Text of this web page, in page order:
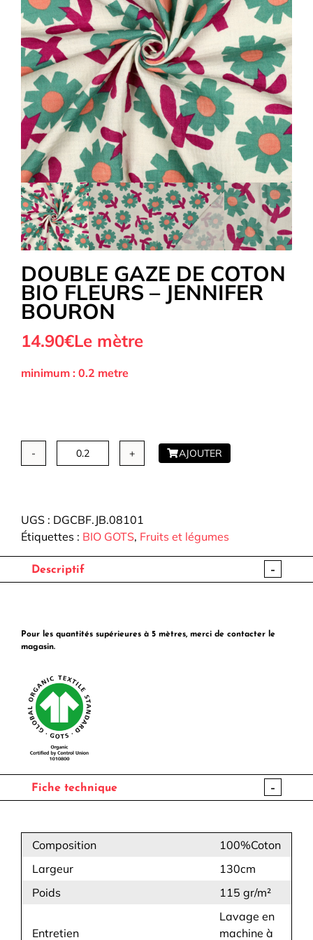
La Mercerie Tous nos Tissus
Autour de la couture OUTLET
Exclusivité WEB
DOUBLE GAZE DE COTON
BIO FLEURS – JENNIFER
BOURON
14.90€Le mètre
minimum : 0.2 metre
quantité
de
Coton
BIO
Bouron
AJOUTER
UGS : DGCBF.JB.08101
Étiquettes : BIO GOTS, Fruits et légumes
Descriptif -
Pour les quantités supérieures à 5 mètres, merci de contacter le
magasin.
Fiche technique -
Composition
100%Coton
Largeur
130cm
Poids
115 gr/m²
Entretien
Lavage en
machine à